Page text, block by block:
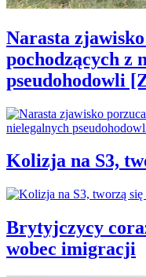
Narasta
pochodzących z
pseudohodowli
Kolizja na S3,
Brytyjczycy
wobec imigracji